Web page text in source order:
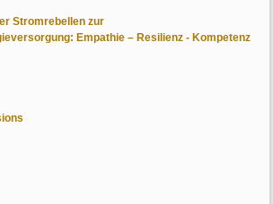
Stromrebellen zur
Empathie – Resilienz - Kompetenz